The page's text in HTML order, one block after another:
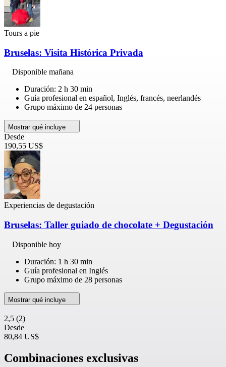
Tours a pie
Bruselas: Visita Histórica Privada
Disponible mañana
Duración: 2 h 30 min
Guía profesional en español, Inglés, francés, neerlandés
Grupo máximo de 24 personas
Mostrar qué incluye
Desde
190,55 US$
Experiencias de degustación
Bruselas: Taller guiado de chocolate + Degustación
Disponible hoy
Duración: 1 h 30 min
Guía profesional en Inglés
Grupo máximo de 28 personas
Mostrar qué incluye
2,5 (2)
Desde
80,84 US$
Combinaciones exclusivas